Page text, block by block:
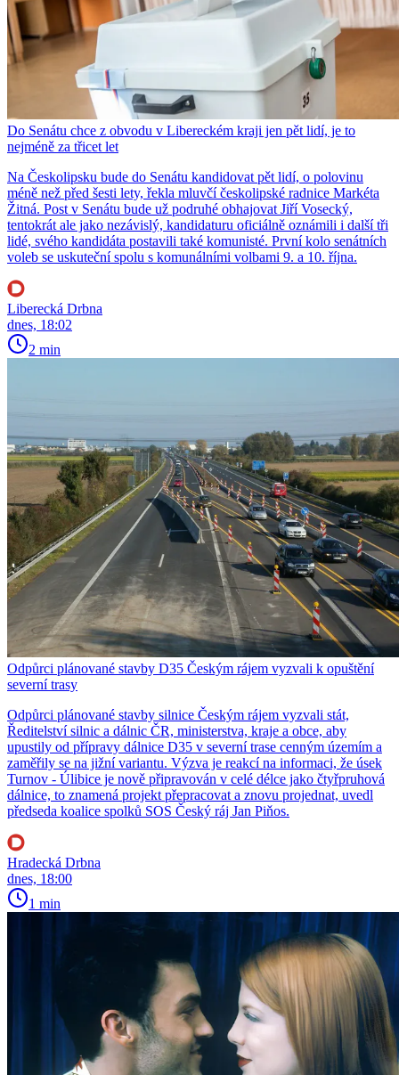
Do Senátu chce z obvodu v Libereckém kraji jen pět lidí, je to
nejméně za třicet let
Na Českolipsku bude do Senátu kandidovat pět lidí, o polovinu
méně než před šesti lety, řekla mluvčí českolipské radnice Markéta
Žitná. Post v Senátu bude už podruhé obhajovat Jiří Vosecký,
tentokrát ale jako nezávislý, kandidaturu oficiálně oznámili i další tři
lidé, svého kandidáta postavili také komunisté. První kolo senátních
voleb se uskuteční spolu s komunálními volbami 9. a 10. října.
Liberecká Drbna
dnes, 18:02
2 min
Odpůrci plánované stavby D35 Českým rájem vyzvali k opuštění
severní trasy
Odpůrci plánované stavby silnice Českým rájem vyzvali stát,
Ředitelství silnic a dálnic ČR, ministerstva, kraje a obce, aby
upustily od přípravy dálnice D35 v severní trase cenným územím a
zaměřily se na jižní variantu. Výzva je reakcí na informaci, že úsek
Turnov - Úlibice je nově připravován v celé délce jako čtyřpruhová
dálnice, to znamená projekt přepracovat a znovu projednat, uvedl
předseda koalice spolků SOS Český ráj Jan Piňos.
Hradecká Drbna
dnes, 18:00
1 min